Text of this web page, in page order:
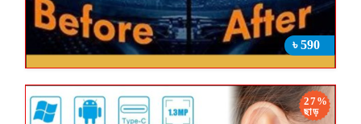
৳ 590
27%
ছাড়